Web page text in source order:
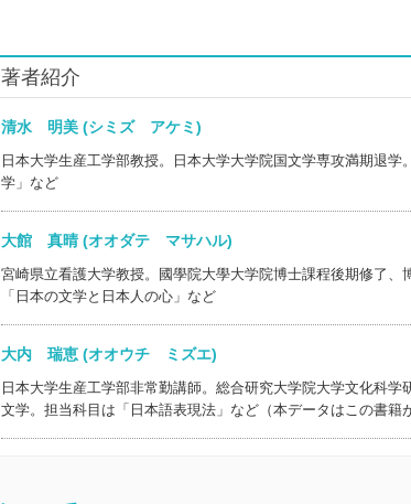
著者紹介
清水 明美 (シミズ アケミ)
日本大学生産工学部教授。日本大学大学院国文学専攻満期退
学」など
大館 真晴 (オオダテ マサハル)
宮崎県立看護大学教授。國學院大學大学院博士課程後期修了、
「日本の文学と日本人の心」など
大内 瑞恵 (オオウチ ミズエ)
日本大学生産工学部非常勤講師。総合研究大学院大学文化科
文学。担当科目は「日本語表現法」など（本データはこの書籍